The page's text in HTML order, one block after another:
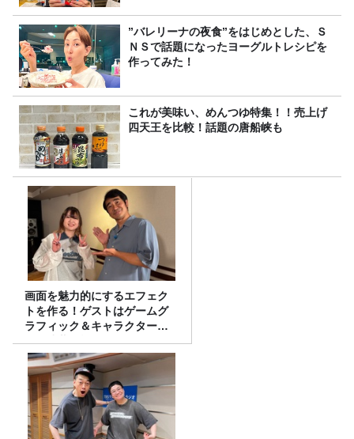
”バレリーナの夜食”をはじめとした、Ｓ
ＮＳで話題になったヨーグルトレシピを
作ってみた！
これが美味い、めんつゆ特集！！売上げ
四天王を比較！話題の唐船峡も
画面を魅力的にするエフェク
トを作る！ゲストはゲームグ
ラフィック＆キャラクター専
攻の遠藤里桜さん！